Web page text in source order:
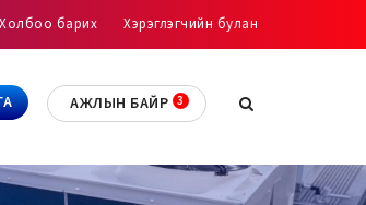
Холбоо барих Хэрэглэгчийн булан
АЖЛЫН БАЙР